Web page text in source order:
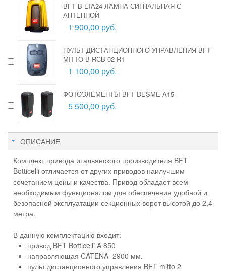
BFT B LTA24 ЛАМПА СИГНАЛЬНАЯ С
АНТЕННОЙ
1 900,00 руб.
ПУЛЬТ ДИСТАНЦИОННОГО УПРАВЛЕНИЯ BFT
MITTO B RCB 02 R1
1 100,00 руб.
ФОТОЭЛЕМЕНТЫ BFT DESME A15
5 500,00 руб.
ОПИСАНИЕ
Комплект привода итальянского производителя BFT
Botticelli отличается от других приводов наилучшим
сочетанием цены и качества. Привод обладает всем
необходимым функционалом для обеспечения удобной и
безопасной эксплуатации секционных ворот высотой до 2,4
метра.
В данную комплектацию входит:
привод BFT Botticelli A 850
направляющая CATENA 2900 мм.
пульт дистанционного управления BFT mitto 2